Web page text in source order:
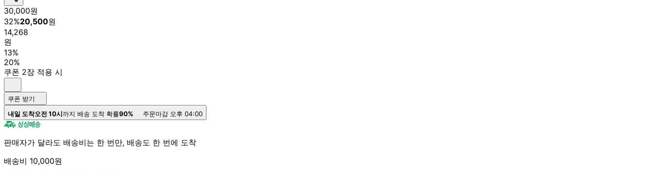
30,000원
32%20,500원
14,268
원
13%
20%
쿠폰 2장 적용 시
쿠폰 받기
내일 도착오전 10시까지 배송 도착 확률90% 주문마감 오후 04:00
판매자가 달라도 배송비는 한 번만, 배송도 한 번에 도착
배송비 10,000원